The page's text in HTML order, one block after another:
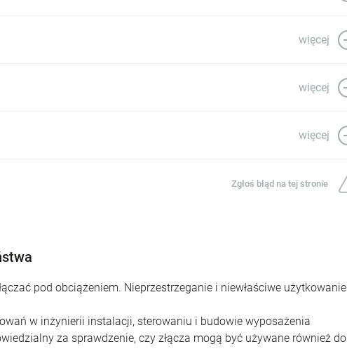
więcej
więcej
więcej
Zgłoś błąd na tej stronie
pod obciążeniem. Nieprzestrzeganie i niewłaściwe użytkowanie
w inżynierii instalacji, sterowaniu i budowie wyposażenia
za sprawdzenie, czy złącza mogą być używane również do